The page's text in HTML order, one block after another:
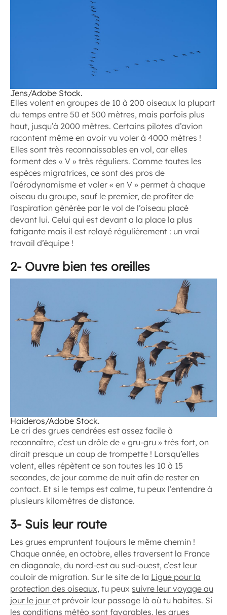
Jens/Adobe Stock.
Elles volent en groupes de 10 à 200 oiseaux la plupart
du temps entre 50 et 500 mètres, mais parfois plus
haut, jusqu’à 2000 mètres. Certains pilotes d’avion
racontent même en avoir vu voler à 4000 mètres !
Elles sont très reconnaissables en vol, car elles
forment des « V » très réguliers. Comme toutes les
espèces migratrices, ce sont des pros de
l’aérodynamisme et voler « en V » permet à chaque
oiseau du groupe, sauf le premier, de profiter de
l’aspiration générée par le vol de l’oiseau placé
devant lui. Celui qui est devant a la place la plus
fatigante mais il est relayé régulièrement : un vrai
travail d’équipe !
2- Ouvre bien tes oreilles
Haideros/Adobe Stock.
Le cri des grues cendrées est assez facile à
reconnaître, c’est un drôle de « gru-gru » très fort, on
dirait presque un coup de trompette ! Lorsqu’elles
volent, elles répètent ce son toutes les 10 à 15
secondes, de jour comme de nuit afin de rester en
contact. Et si le temps est calme, tu peux l’entendre à
plusieurs kilomètres de distance.
3- Suis leur route
Les grues empruntent toujours le même chemin !
Chaque année, en octobre, elles traversent la France
en diagonale, du nord-est au sud-ouest, c’est leur
couloir de migration. Sur le site de la Ligue pour la
protection des oiseaux, tu peux suivre leur voyage au
jour le jour et prévoir leur passage là où tu habites. Si
les conditions météo sont favorables, les grues